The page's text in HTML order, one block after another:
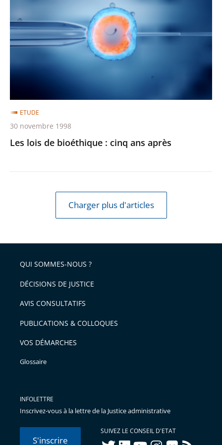
bioéthique
:
cinq
après
Les lois de bioéthique : cinq ans après
ETUDE
30 novembre 1998
Charger plus d'articles
QUI SOMMES-NOUS ?
DÉCISIONS DE JUSTICE
AVIS CONSULTATIFS
PUBLICATIONS & COLLOQUES
VOS DÉMARCHES
Glossaire
INFOLETTRE
Inscrivez-vous à la lettre de la Justice administrative
S'inscrire
SUIVEZ LE CONSEIL D'ETAT